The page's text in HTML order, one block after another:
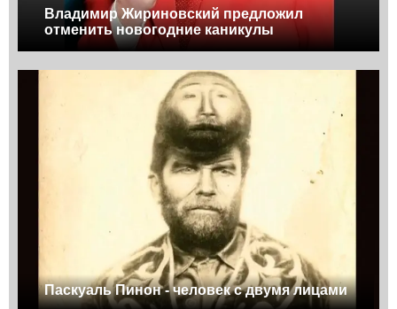
Владимир Жириновский предложил
отменить новогодние каникулы
Паскуаль Пинон - человек с двумя лицами